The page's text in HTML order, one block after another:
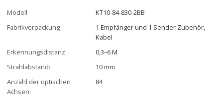
Modell
KT10-84-830-2BB
Fabrikverpackung
1 Empfänger und 1 Sender Zubehör,
Kabel
Erkennungsdistanz:
0,3–6 M
Strahlabstand:
10 mm
Anzahl der optischen
Achsen:
84